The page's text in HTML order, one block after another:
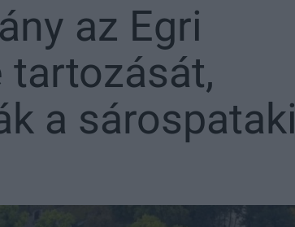
az Egri
tartozását,
a sárospataki